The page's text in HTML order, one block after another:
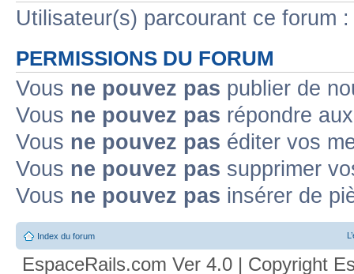
Utilisateur(s) parcourant ce forum
PERMISSIONS DU FORUM
Vous ne pouvez pas publier de
Vous ne pouvez pas répondre
Vous ne pouvez pas éditer vos
Vous ne pouvez pas supprimer
Vous ne pouvez pas insérer de
Index du forum
EspaceRails.com Ver 4.0 | Copyright